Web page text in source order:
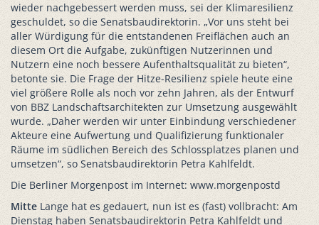
wieder nachgebessert werden muss, sei der Klimaresilienz
geschuldet, so die Senatsbaudirektorin. „Vor uns steht bei
aller Würdigung für die entstandenen Freiflächen auch an
diesem Ort die Aufgabe, zukünftigen Nutzerinnen und
Nutzern eine noch bessere Aufenthaltsqualität zu bieten“,
betonte sie. Die Frage der Hitze-Resilienz spiele heute eine
viel größere Rolle als noch vor zehn Jahren, als der Entwurf
von BBZ Landschaftsarchitekten zur Umsetzung ausgewählt
wurde. „Daher werden wir unter Einbindung verschiedener
Akteure eine Aufwertung und Qualifizierung funktionaler
Räume im südlichen Bereich des Schlossplatzes planen und
umsetzen“, so Senatsbaudirektorin Petra Kahlfeldt.
Die Berliner Morgenpost im Internet: www.morgenpostd
Mitte Lange hat es gedauert, nun ist es (fast) vollbracht: Am
Dienstag haben Senatsbaudirektorin Petra Kahlfeldt und